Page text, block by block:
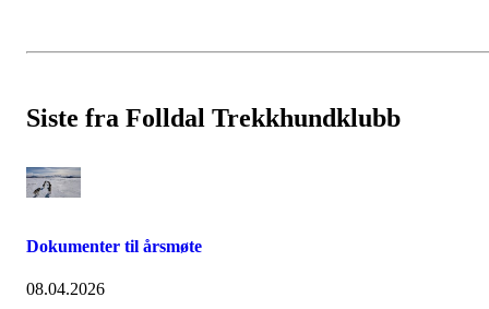
Siste fra Folldal Trekkhundklubb
Dokumenter til årsmøte
08.04.2026